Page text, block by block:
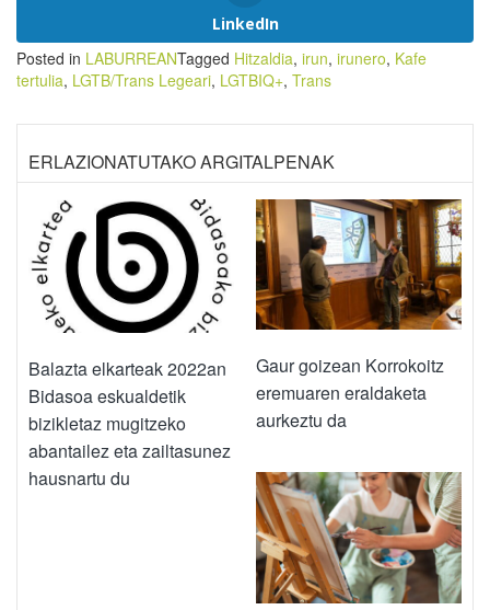
LinkedIn
Posted in LABURREANTagged Hitzaldia, irun, irunero, Kafe
tertulia, LGTB/Trans Legeari, LGTBIQ+, Trans
ERLAZIONATUTAKO ARGITALPENAK
Balazta elkarteak 2022an
Bidasoa eskualdetik
bizikletaz mugitzeko
abantailez eta zailtasunez
hausnartu du
Gaur goizean Korrokoitz
eremuaren eraldaketa
aurkeztu da